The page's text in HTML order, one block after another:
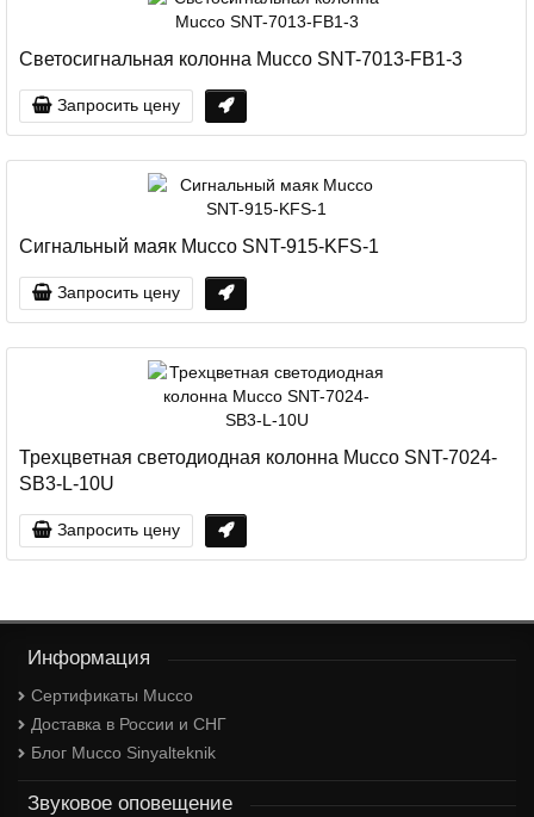
Светосигнальная колонна Mucco SNT-7013-FB1-3
Запросить цену
Сигнальный маяк Mucco SNT-915-KFS-1
Запросить цену
Трехцветная светодиодная колонна Mucco SNT-7024-
SB3-L-10U
Запросить цену
Информация
Сертификаты Mucco
Доставка в России и СНГ
Блог Mucco Sinyalteknik
Звуковое оповещение